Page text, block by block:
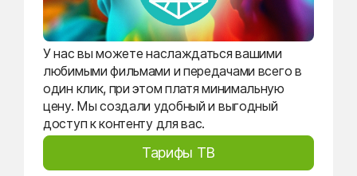
У нас вы можете наслаждаться вашими
любимыми фильмами и передачами всего в
один клик, при этом платя минимальную
цену. Мы создали удобный и выгодный
доступ к контенту для вас.
Тарифы ТВ